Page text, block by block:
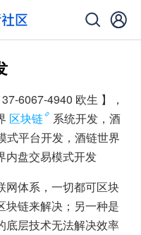
6067-4940 欧生 】，
区块链
系统开发，酒
式平台开发，酒链世界
内盘交易模式开发
网体系，一切都可区块
块链来解决；另一种是
底层技术无法解决效率